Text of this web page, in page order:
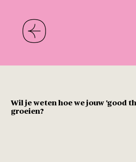
Wil je weten hoe we jouw 'good
groeien?